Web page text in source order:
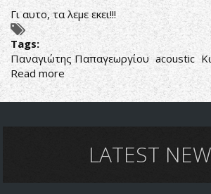
Γι αυτο, τα λεμε εκει!!!
Tags:
Παναγιώτης Παπαγεωργίου acoustic
Read more about
Panagiotis
Papageorgiou
SmonosLATEST